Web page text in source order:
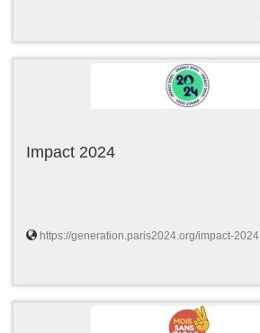
Impact 2024
https://generation.paris2024.org/impact-2024